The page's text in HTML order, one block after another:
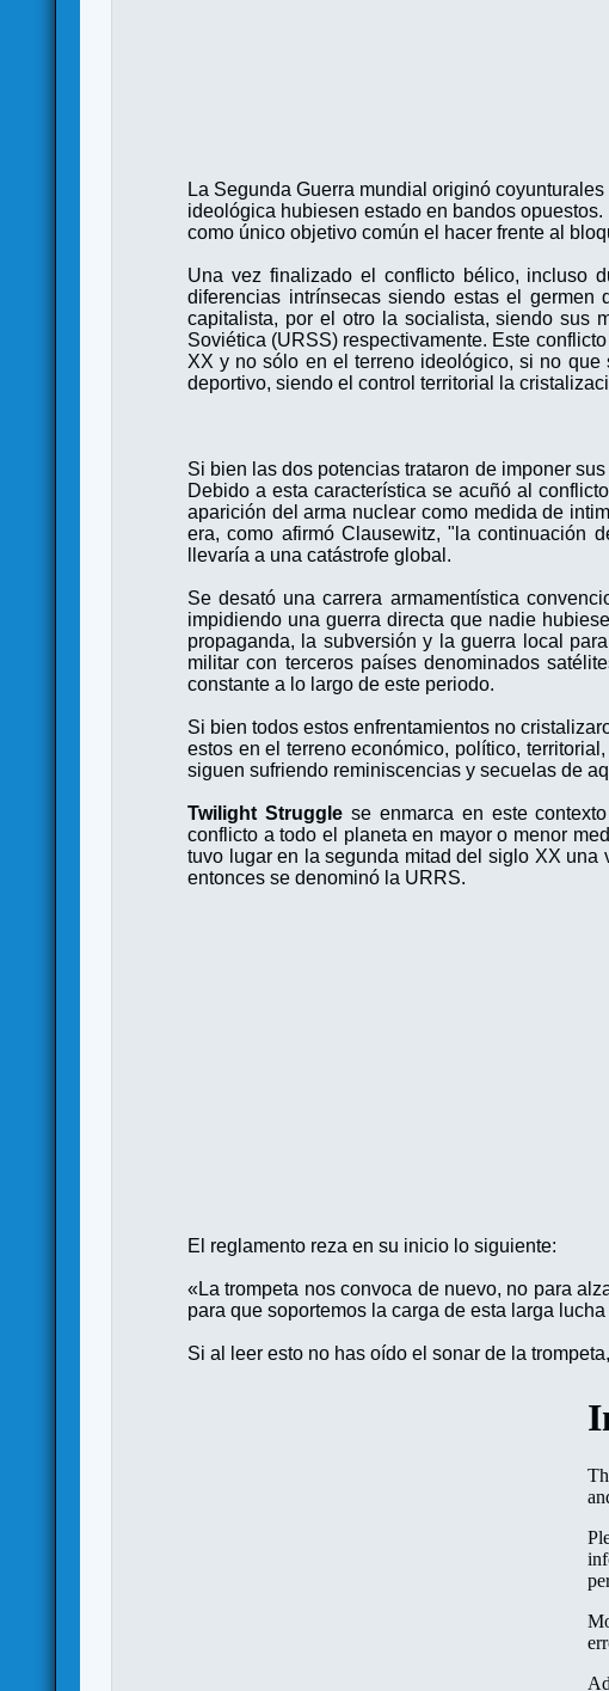
La Segunda Guerra mundial originó
ideológica hubiesen estado en bandos
como único objetivo común el hacer frente al
Una vez finalizado el conflicto bélico, incluso
diferencias intrínsecas siendo estas el
capitalista, por el otro la socialista, siendo sus
Soviética (URSS) respectivamente. Este
XX y no sólo en el terreno ideológico, si no
deportivo, siendo el control territorial la
Si bien las dos potencias trataron de imponer
Debido a esta característica se acuñó al
aparición del arma nuclear como medida de
era, como afirmó Clausewitz, "la continuación
llevaría a una catástrofe global.
Se desató una carrera armamentística
impidiendo una guerra directa que nadie
propaganda, la subversión y la guerra local
militar con terceros países denominados
constante a lo largo de este periodo.
Si bien todos estos enfrentamientos no
estos en el terreno económico, político,
siguen sufriendo reminiscencias y secuelas de
Twilight Strugglese enmarca en este
conflicto a todo el planeta en mayor o menor
tuvo lugar en la segunda mitad del siglo XX
entonces se denominó la URRS.
El reglamento reza en su inicio lo siguiente:
«La trompeta nos convoca de nuevo, no para
para que soportemos la carga de esta larga
Si al leer esto no has oído el sonar de la